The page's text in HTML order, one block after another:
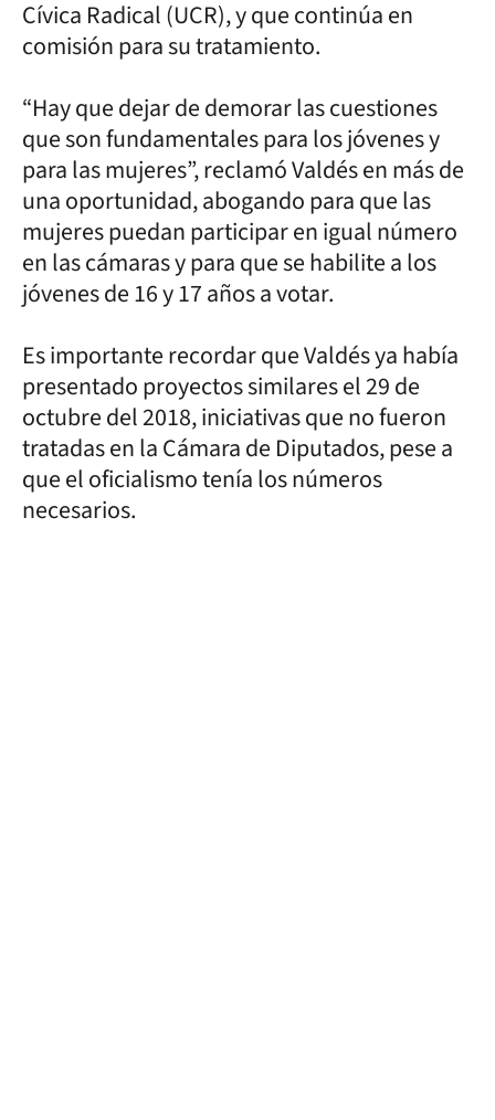
Cívica Radical (UCR), y que continúa en
comisión para su tratamiento.
“Hay que dejar de demorar las cuestiones
que son fundamentales para los jóvenes y
para las mujeres”, reclamó Valdés en más de
una oportunidad, abogando para que las
mujeres puedan participar en igual número
en las cámaras y para que se habilite a los
jóvenes de 16 y 17 años a votar.
Es importante recordar que Valdés ya había
presentado proyectos similares el 29 de
octubre del 2018, iniciativas que no fueron
tratadas en la Cámara de Diputados, pese a
que el oficialismo tenía los números
necesarios.